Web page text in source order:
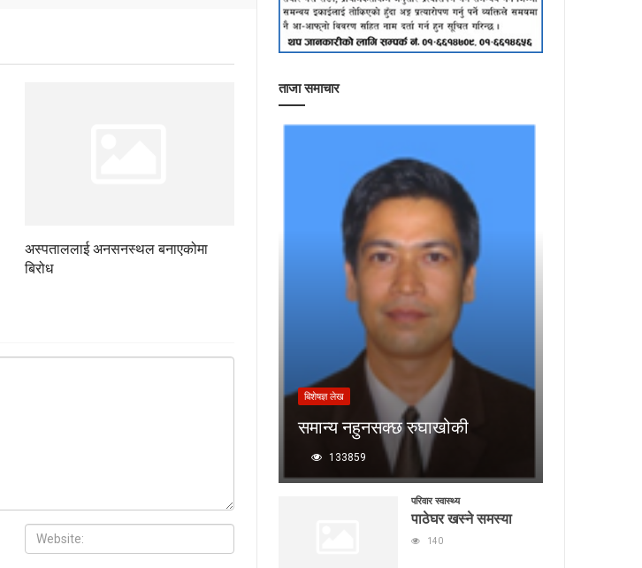
अस्पताललाई अनसनस्थल बनाएकोमा
बिरोध
ताजा समाचार
बिशेषज्ञ लेख
समान्य नहुनसक्छ रुघाखोकी
133859
परिवार स्वास्थ्य
पाठेघर खस्ने समस्या
140